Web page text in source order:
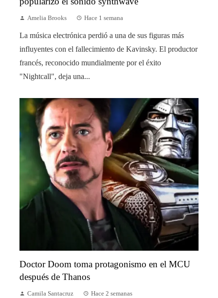
Amelia Brooks Hace 1 semana
La música electrónica perdió a una de sus figuras más
influyentes con el fallecimiento de Kavinsky. El productor
francés, reconocido mundialmente por el éxito
"Nightcall", deja una...
Doctor Doom toma protagonismo en el MCU
después de Thanos
Camila Santacruz Hace 2 semanas